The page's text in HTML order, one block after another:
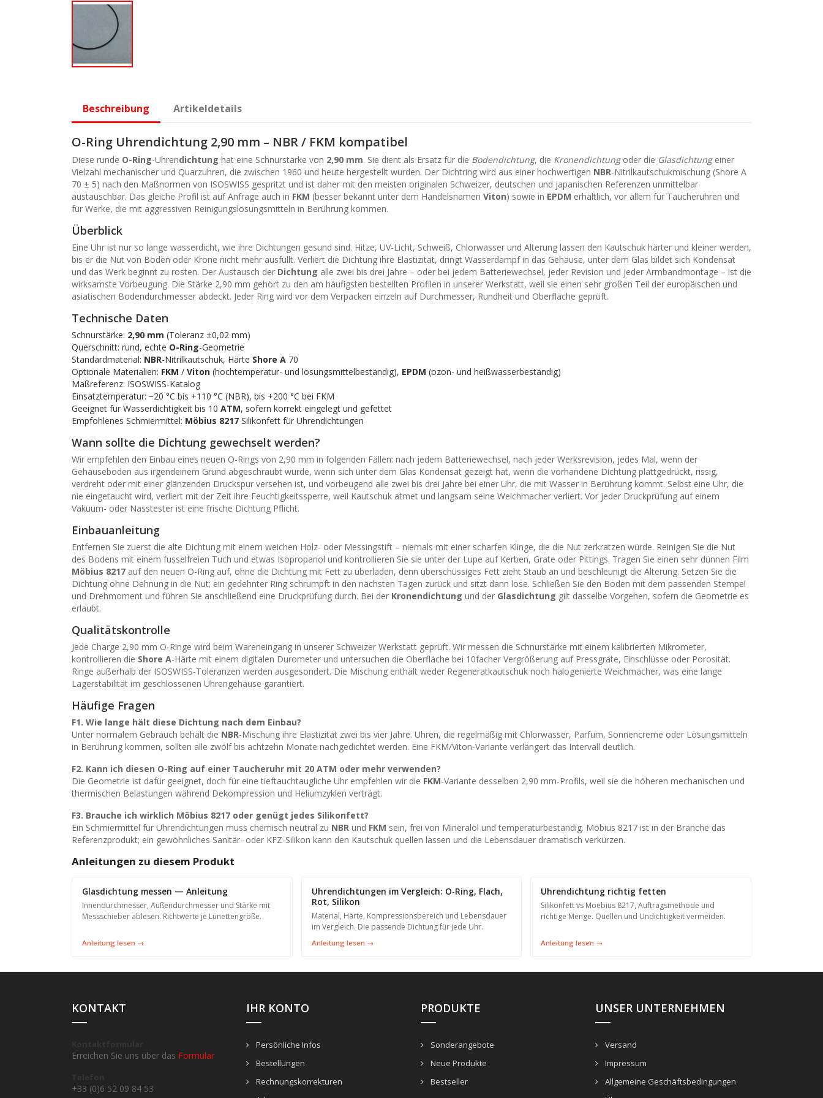
Beschreibung Artikeldetails
O-Ring Uhrendichtung 2,90 mm – NBR / FKM kompatibel
Diese runde O-Ring-Uhrendichtung hat eine Schnurstärke von 2,90 mm. Sie dient als Ersatz für die Bodendichtung, die Kronendichtungoder die Glasdichtungeiner
Vielzahl mechanischer und Quarzuhren, die zwischen 1960 und heute hergestellt wurden. Der Dichtring wird aus einer hochwertigen NBR-Nitrilkautschukmischung (Shore A
70 ± 5) nach den Maßnormen von ISOSWISS gespritzt und ist daher mit den meisten originalen Schweizer, deutschen und japanischen Referenzen unmittelbar
austauschbar. Das gleiche Profil ist auf Anfrage auch in FKM (besser bekannt unter dem Handelsnamen Viton) sowie in EPDM erhältlich, vor allem für Taucheruhren und
für Werke, die mit aggressiven Reinigungslösungsmitteln in Berührung kommen.
Überblick
Eine Uhr ist nur so lange wasserdicht, wie ihre Dichtungen gesund sind. Hitze, UV-Licht, Schweiß, Chlorwasser und Alterung lassen den Kautschuk härter und kleiner werden,
bis er die Nut von Boden oder Krone nicht mehr ausfüllt. Verliert die Dichtung ihre Elastizität, dringt Wasserdampf in das Gehäuse, unter dem Glas bildet sich Kondensat
und das Werk beginnt zu rosten. Der Austausch der Dichtung alle zwei bis drei Jahre – oder bei jedem Batteriewechsel, jeder Revision und jeder Armbandmontage – ist die
wirksamste Vorbeugung. Die Stärke 2,90 mm gehört zu den am häufigsten bestellten Profilen in unserer Werkstatt, weil sie einen sehr großen Teil der europäischen und
asiatischen Bodendurchmesser abdeckt. Jeder Ring wird vor dem Verpacken einzeln auf Durchmesser, Rundheit und Oberfläche geprüft.
Technische Daten
Schnurstärke: 2,90 mm (Toleranz ±0,02 mm)
Querschnitt: rund, echte O-Ring-Geometrie
Standardmaterial: NBR-Nitrilkautschuk, Härte Shore A 70
Optionale Materialien: FKM / Viton (hochtemperatur- und lösungsmittelbeständig), EPDM (ozon- und heißwasserbeständig)
Maßreferenz: ISOSWISS-Katalog
Einsatztemperatur: −20 °C bis +110 °C (NBR), bis +200 °C bei FKM
Geeignet für Wasserdichtigkeit bis 10 ATM, sofern korrekt eingelegt und gefettet
Empfohlenes Schmiermittel: Möbius 8217 Silikonfett für Uhrendichtungen
Wann sollte die Dichtung gewechselt werden?
Wir empfehlen den Einbau eines neuen O-Rings von 2,90 mm in folgenden Fällen: nach jedem Batteriewechsel, nach jeder Werksrevision, jedes Mal, wenn der
Gehäuseboden aus irgendeinem Grund abgeschraubt wurde, wenn sich unter dem Glas Kondensat gezeigt hat, wenn die vorhandene Dichtung plattgedrückt, rissig,
verdreht oder mit einer glänzenden Druckspur versehen ist, und vorbeugend alle zwei bis drei Jahre bei einer Uhr, die mit Wasser in Berührung kommt. Selbst eine Uhr, die
nie eingetaucht wird, verliert mit der Zeit ihre Feuchtigkeitssperre, weil Kautschuk atmet und langsam seine Weichmacher verliert. Vor jeder Druckprüfung auf einem
Vakuum- oder Nasstester ist eine frische Dichtung Pflicht.
Einbauanleitung
Entfernen Sie zuerst die alte Dichtung mit einem weichen Holz- oder Messingstift – niemals mit einer scharfen Klinge, die die Nut zerkratzen würde. Reinigen Sie die Nut
des Bodens mit einem fusselfreien Tuch und etwas Isopropanol und kontrollieren Sie sie unter der Lupe auf Kerben, Grate oder Pittings. Tragen Sie einen sehr dünnen Film
Möbius 8217 auf den neuen O-Ring auf, ohne die Dichtung mit Fett zu überladen, denn überschüssiges Fett zieht Staub an und beschleunigt die Alterung. Setzen Sie die
Dichtung ohne Dehnung in die Nut; ein gedehnter Ring schrumpft in den nächsten Tagen zurück und sitzt dann lose. Schließen Sie den Boden mit dem passenden Stempel
und Drehmoment und führen Sie anschließend eine Druckprüfung durch. Bei der Kronendichtung und der Glasdichtung gilt dasselbe Vorgehen, sofern die Geometrie es
erlaubt.
Qualitätskontrolle
Jede Charge 2,90 mm O-Ringe wird beim Wareneingang in unserer Schweizer Werkstatt geprüft. Wir messen die Schnurstärke mit einem kalibrierten Mikrometer,
kontrollieren die Shore A-Härte mit einem digitalen Durometer und untersuchen die Oberfläche bei 10facher Vergrößerung auf Pressgrate, Einschlüsse oder Porosität.
Ringe außerhalb der ISOSWISS-Toleranzen werden ausgesondert. Die Mischung enthält weder Regeneratkautschuk noch halogenierte Weichmacher, was eine lange
Lagerstabilität im geschlossenen Uhrengehäuse garantiert.
Häufige Fragen
F1. Wie lange hält diese Dichtung nach dem Einbau?
Unter normalem Gebrauch behält die NBR-Mischung ihre Elastizität zwei bis vier Jahre. Uhren, die regelmäßig mit Chlorwasser, Parfum, Sonnencreme oder Lösungsmitteln
in Berührung kommen, sollten alle zwölf bis achtzehn Monate nachgedichtet werden. Eine FKM/Viton-Variante verlängert das Intervall deutlich.
F2. Kann ich diesen O-Ring auf einer Taucheruhr mit 20 ATM oder mehr verwenden?
Die Geometrie ist dafür geeignet, doch für eine tieftauchtaugliche Uhr empfehlen wir die FKM-Variante desselben 2,90 mm-Profils, weil sie die höheren mechanischen und
thermischen Belastungen während Dekompression und Heliumzyklen verträgt.
F3. Brauche ich wirklich Möbius 8217 oder genügt jedes Silikonfett?
Ein Schmiermittel für Uhrendichtungen muss chemisch neutral zu NBR und FKM sein, frei von Mineralöl und temperaturbeständig. Möbius 8217 ist in der Branche das
Referenzprodukt; ein gewöhnliches Sanitär- oder KFZ-Silikon kann den Kautschuk quellen lassen und die Lebensdauer dramatisch verkürzen.
Anleitungen zu diesem Produkt
Glasdichtung messen — Anleitung
Innendurchmesser, Außendurchmesser und Stärke mit
Messschieber ablesen. Richtwerte je Lünettengröße.
Anleitung lesen →
Uhrendichtungen im Vergleich: O-Ring, Flach,
Rot, Silikon
Material, Härte, Kompressionsbereich und Lebensdauer
im Vergleich. Die passende Dichtung für jede Uhr.
Anleitung lesen →
Uhrendichtung richtig fetten
Silikonfett vs Moebius 8217, Auftragsmethode und
richtige Menge. Quellen und Undichtigkeit vermeiden.
Anleitung lesen →
KONTAKT
Erreichen Sie uns über das Formular
+33 (0)6 52 09 84 53
IHR KONTO
Persönliche Infos
Bestellungen
Rechnungskorrekturen
PRODUKTE
Sonderangebote
Neue Produkte
Bestseller
UNSER UNTERNEHMEN
Versand
Impressum
Allgemeine Geschäftsbedingungen